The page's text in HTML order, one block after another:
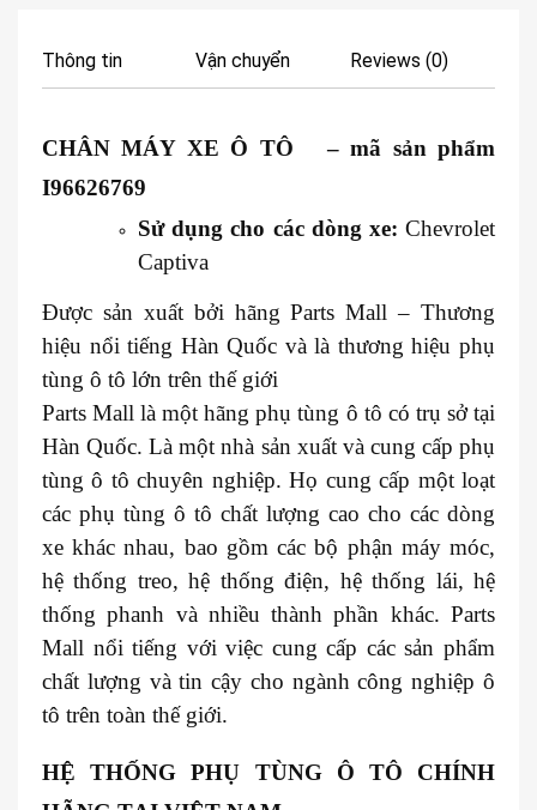
Thông tin Vận chuyển Reviews (0)
CHÂN MÁY XE Ô TÔ – mã sản phẩm
I96626769
Sử dụng cho các dòng xe: Chevrolet
Captiva
Được sản xuất bởi hãng Parts Mall – Thương
hiệu nổi tiếng Hàn Quốc và là thương hiệu phụ
tùng ô tô lớn trên thế giới
Parts Mall là một hãng phụ tùng ô tô có trụ sở tại
Hàn Quốc. Là một nhà sản xuất và cung cấp phụ
tùng ô tô chuyên nghiệp. Họ cung cấp một loạt
các phụ tùng ô tô chất lượng cao cho các dòng
xe khác nhau, bao gồm các bộ phận máy móc,
hệ thống treo, hệ thống điện, hệ thống lái, hệ
thống phanh và nhiều thành phần khác. Parts
Mall nổi tiếng với việc cung cấp các sản phẩm
chất lượng và tin cậy cho ngành công nghiệp ô
tô trên toàn thế giới.
HỆ THỐNG PHỤ TÙNG Ô TÔ CHÍNH